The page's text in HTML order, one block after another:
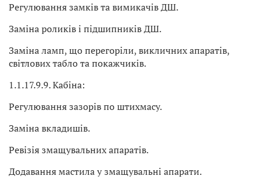
Регулювання замків та вимикачів ДШ.
Заміна роликів і підшипників ДШ.
Заміна ламп, що перегоріли, викличних апаратів,
світлових табло та покажчиків.
1.1.17.9.9. Кабіна:
Регулювання зазорів по штихмасу.
Заміна вкладишів.
Ревізія змащувальних апаратів.
Додавання мастила у змащувальні апарати.